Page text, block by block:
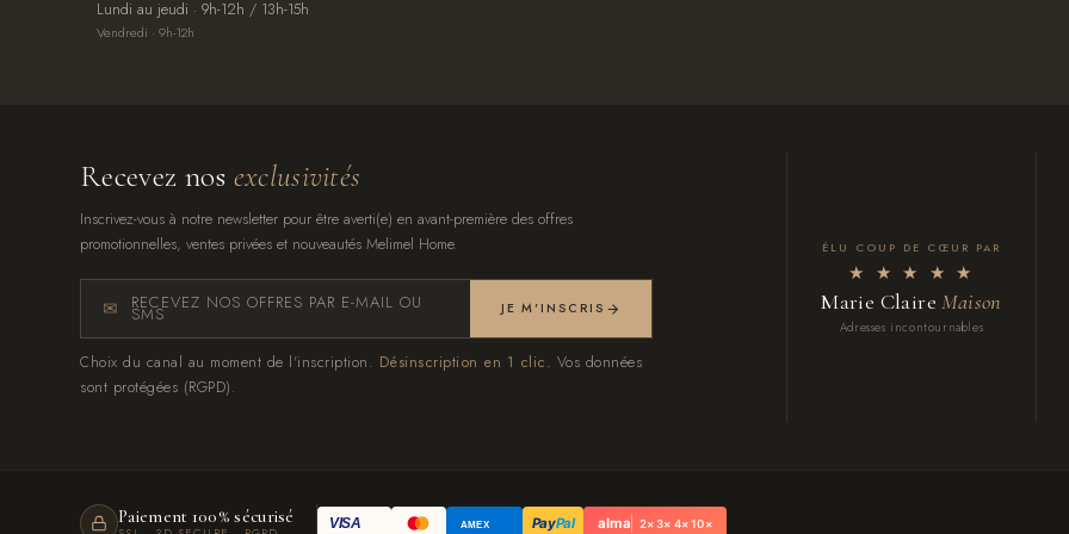
Lundi au jeudi · 9h-12h / 13h-15h
Vendredi · 9h-12h
Recevez nos exclusivités
Inscrivez-vous à notre newsletter pour être averti(e) en avant-première des offres
promotionnelles, ventes privées et nouveautés Melimel Home.
RECEVEZ NOS OFFRES PAR E-MAIL OU
SMS JE M'INSCRIS
Choix du canal au moment de l'inscription. Désinscription en 1 clic. Vos données
sont protégées (RGPD).
ÉLU COUP DE CŒUR PAR
★ ★ ★ ★ ★
Marie ClaireMaison
Adresses incontournables
Paiement 100% sécurisé VISA AMEX PayPal alma 2× 3× 4× 10×